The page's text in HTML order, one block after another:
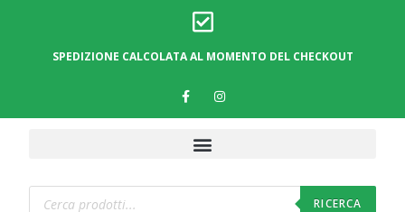
SPEDIZIONE CALCOLATA AL MOMENTO DEL CHECKOUT
RICERCA